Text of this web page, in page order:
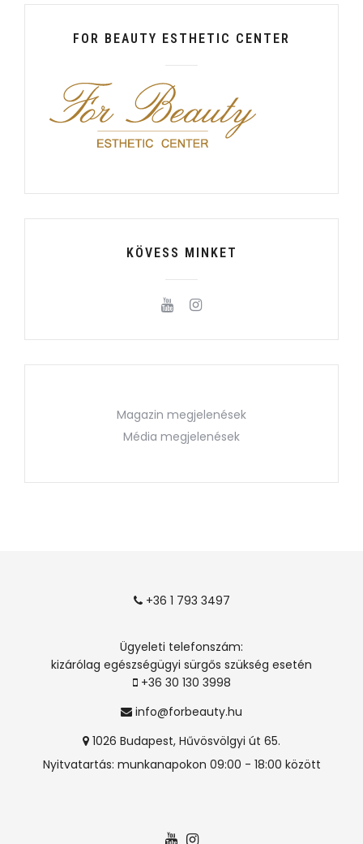
FOR BEAUTY ESTHETIC CENTER
KÖVESS MINKET
Magazin megjelenések
Média megjelenések
+36 1 793 3497
Ügyeleti telefonszám:
kizárólag egészségügyi sürgős szükség esetén
+36 30 130 3998
info@forbeauty.hu
1026 Budapest, Hűvösvölgyi út 65.
Nyitvatartás: munkanapokon 09:00 - 18:00 között